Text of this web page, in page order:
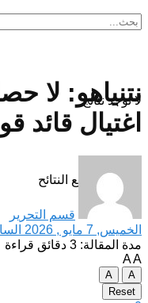
لا توجد نتائج
مشاهدة جميع النتائح
نتنياهو: لا
اغتيال قائد
قسم التحرير
الخميس, 7 مايو , 2026 الساعة 1:32 مساءً (مكة المكرمة)
مدة المقالة: 3 دقائق قراءة
AA
A
A
Reset